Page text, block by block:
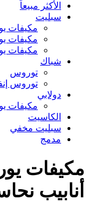
الأكثر مبيعاً
سبليت
مكيفات
مكيفات
مكيفات
شباك
توروس
توروس
دولابي
مكيفات
الكاسيت
سبليت مخفي
مدمج
مكيفات
أنابيب